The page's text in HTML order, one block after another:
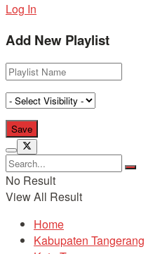
Log In
Add New Playlist
No Result
View All Result
Home
Kabupaten Tangerang